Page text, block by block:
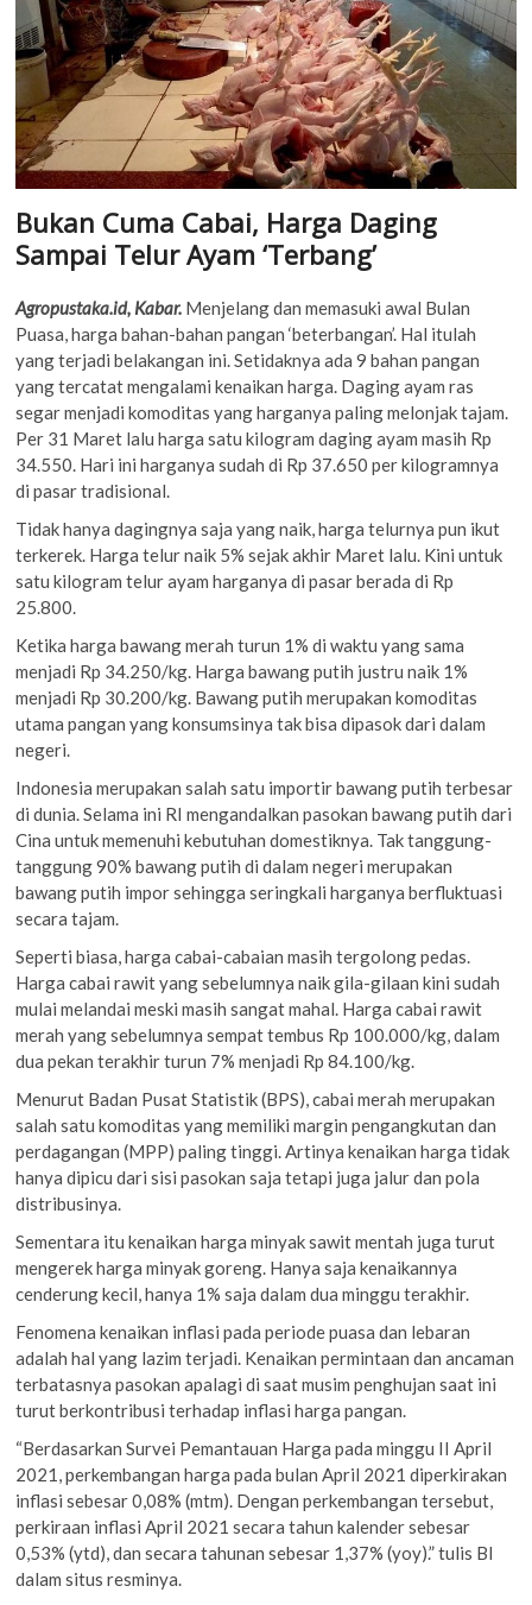
Bukan Cuma Cabai, Harga Daging
Sampai Telur Ayam ‘Terbang’
Agropustaka.id, Kabar. Menjelang dan memasuki awal Bulan
Puasa, harga bahan-bahan pangan ‘beterbangan’. Hal itulah
yang terjadi belakangan ini. Setidaknya ada 9 bahan pangan
yang tercatat mengalami kenaikan harga. Daging ayam ras
segar menjadi komoditas yang harganya paling melonjak tajam.
Per 31 Maret lalu harga satu kilogram daging ayam masih Rp
34.550. Hari ini harganya sudah di Rp 37.650 per kilogramnya
di pasar tradisional.
Tidak hanya dagingnya saja yang naik, harga telurnya pun ikut
terkerek. Harga telur naik 5% sejak akhir Maret lalu. Kini untuk
satu kilogram telur ayam harganya di pasar berada di Rp
25.800.
Ketika harga bawang merah turun 1% di waktu yang sama
menjadi Rp 34.250/kg. Harga bawang putih justru naik 1%
menjadi Rp 30.200/kg. Bawang putih merupakan komoditas
utama pangan yang konsumsinya tak bisa dipasok dari dalam
negeri.
Indonesia merupakan salah satu importir bawang putih terbesar
di dunia. Selama ini RI mengandalkan pasokan bawang putih dari
Cina untuk memenuhi kebutuhan domestiknya. Tak tanggung-
tanggung 90% bawang putih di dalam negeri merupakan
bawang putih impor sehingga seringkali harganya berfluktuasi
secara tajam.
Seperti biasa, harga cabai-cabaian masih tergolong pedas.
Harga cabai rawit yang sebelumnya naik gila-gilaan kini sudah
mulai melandai meski masih sangat mahal. Harga cabai rawit
merah yang sebelumnya sempat tembus Rp 100.000/kg, dalam
dua pekan terakhir turun 7% menjadi Rp 84.100/kg.
Menurut Badan Pusat Statistik (BPS), cabai merah merupakan
salah satu komoditas yang memiliki margin pengangkutan dan
perdagangan (MPP) paling tinggi. Artinya kenaikan harga tidak
hanya dipicu dari sisi pasokan saja tetapi juga jalur dan pola
distribusinya.
Sementara itu kenaikan harga minyak sawit mentah juga turut
mengerek harga minyak goreng. Hanya saja kenaikannya
cenderung kecil, hanya 1% saja dalam dua minggu terakhir.
Fenomena kenaikan inflasi pada periode puasa dan lebaran
adalah hal yang lazim terjadi. Kenaikan permintaan dan ancaman
terbatasnya pasokan apalagi di saat musim penghujan saat ini
turut berkontribusi terhadap inflasi harga pangan.
“Berdasarkan Survei Pemantauan Harga pada minggu II April
2021, perkembangan harga pada bulan April 2021 diperkirakan
inflasi sebesar 0,08% (mtm). Dengan perkembangan tersebut,
perkiraan inflasi April 2021 secara tahun kalender sebesar
0,53% (ytd), dan secara tahunan sebesar 1,37% (yoy).” tulis BI
dalam situs resminya.